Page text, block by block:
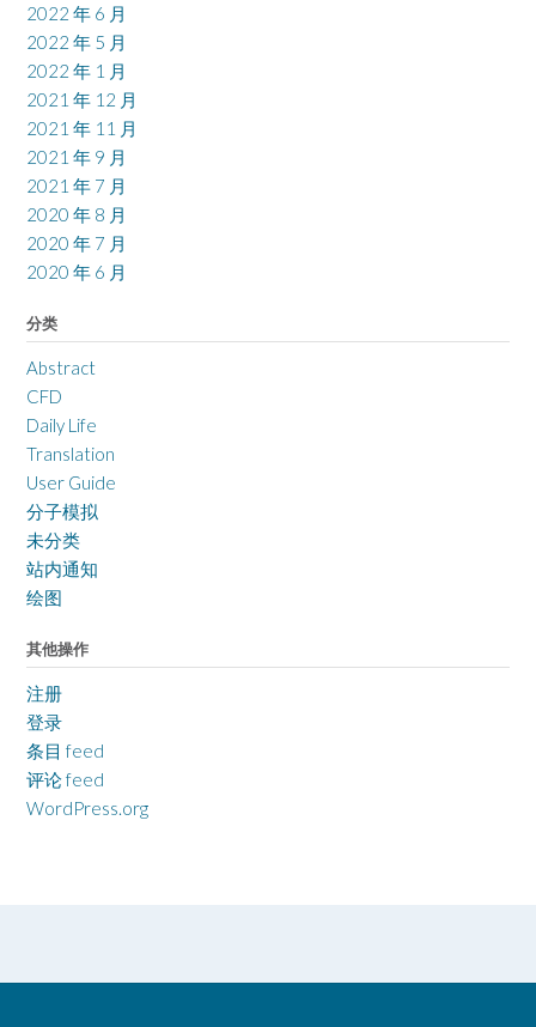
2022 年 6 月
2022 年 5 月
2022 年 1 月
2021 年 12 月
2021 年 11 月
2021 年 9 月
2021 年 7 月
2020 年 8 月
2020 年 7 月
2020 年 6 月
分类
Abstract
CFD
Daily Life
Translation
User Guide
分子模拟
未分类
站内通知
绘图
其他操作
注册
登录
条目 feed
评论 feed
WordPress.org